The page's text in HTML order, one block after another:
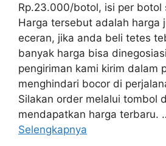
Rp.23.000/botol, isi per botol
Harga tersebut adalah harga
eceran, jika anda beli tetes
banyak harga bisa
pengiriman kami kirim dalam
menghindari bocor di
Silakan order melalui tombol
mendapatkan harga terbaru.
Selengkapnya